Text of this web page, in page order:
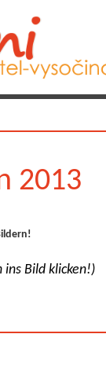
2013
ins Bild klicken!)